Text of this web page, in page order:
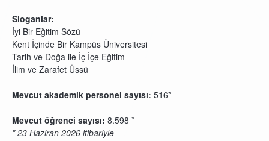
Sloganlar:
İyi Bir Eğitim Sözü
Kent İçinde Bir Kampüs Üniversitesi
Tarih ve Doğa ile İç İçe Eğitim
İlim ve Zarafet Üssü
Mevcut akademik personel sayısı: 516*
Mevcut öğrenci sayısı: 8.598 *
* 23 Haziran 2026 itibariyle